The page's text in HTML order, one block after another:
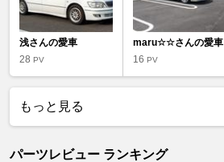
浅さんの愛車
28 PV
maru☆☆さんの愛車
16PV
もっと見る
パーツレビュー ランキング